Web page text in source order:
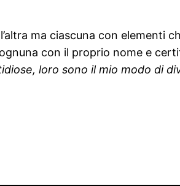
ma ciascuna con elementi
con il proprio nome e
loro sono il mio modo di